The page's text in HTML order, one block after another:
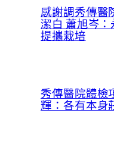
感謝調秀傳醫
潔白 蕭旭岑
提攜栽培
秀傳醫院體檢
輝：各有本身